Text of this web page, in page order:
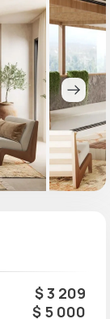
$ 3 209
$ 5 000